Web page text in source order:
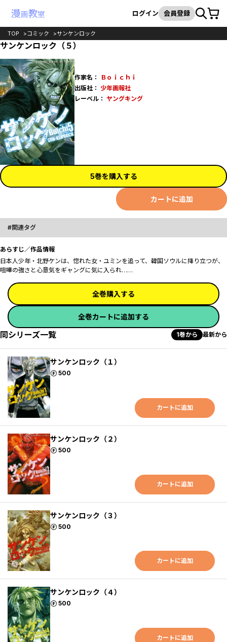
検索
ログイン 会員登録カート
TOP コミック サンケンロック
サンケンロック（５）
作家名：
Ｂｏｉｃｈｉ
出版社： 少年画報社
レーベル： ヤングキング
5巻を購入する
カートに追加
関連タグ
あらすじ／作品情報
日本人少年・北野ケンは、惚れた女・ユミンを追って、韓国ソウルに降り立つが、
喧嘩の強さと心意気をギャングに気に入られ……
全巻購入する
全巻カートに追加する
同シリーズ一覧 1巻から 最新から
サンケンロック（１）
500
ポイント
カートに追加
サンケンロック（２）
500
ポイント
カートに追加
サンケンロック（３）
500
ポイント
カートに追加
サンケンロック（４）
500
ポイント
カートに追加